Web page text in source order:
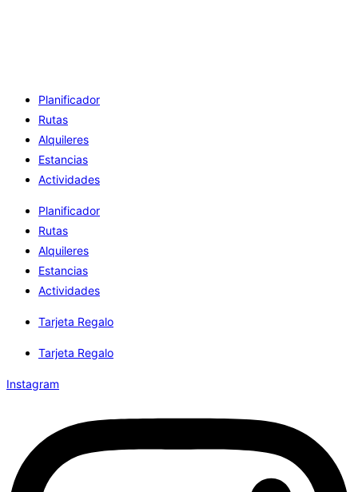
Planificador
Rutas
Alquileres
Estancias
Actividades
Planificador
Rutas
Alquileres
Estancias
Actividades
Tarjeta Regalo
Tarjeta Regalo
Instagram